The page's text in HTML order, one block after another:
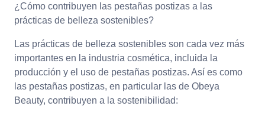
¿Cómo contribuyen las pestañas postizas a las
prácticas de belleza sostenibles?
Las prácticas de belleza sostenibles son cada vez más
importantes en la industria cosmética, incluida la
producción y el uso de pestañas postizas. Así es como
las pestañas postizas, en particular las de Obeya
Beauty, contribuyen a la sostenibilidad: